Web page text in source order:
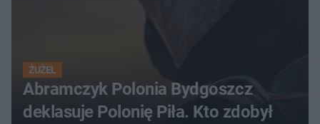
ŻUŻEL
Abramczyk Polonia Bydgoszcz
deklasuje Polonię Piła. Kto zdobył